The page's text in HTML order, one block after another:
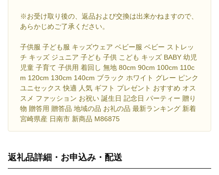
※お受け取り後の、返品および交換は出来かねますので、
あらかじめご了承ください。
子供服 子ども服 キッズウェア ベビー服 ベビー ストレッ
チ キッズ ジュニア 子ども 子供 こども キッズ BABY 幼児
児童 子育て 子供用 着回し 無地 80cm 90cm 100cm 110c
m 120cm 130cm 140cm ブラック ホワイト グレー ピンク
ユニセックス 快適 人気 ギフト プレゼント おすすめ オス
スメ ファッション お祝い 誕生日 記念日 パーティー 贈り
物 贈答用 贈答品 地域の品 お礼の品 最新ランキング 新着
宮崎県産 日南市 新商品 M86875
返礼品詳細・お申込み・配送